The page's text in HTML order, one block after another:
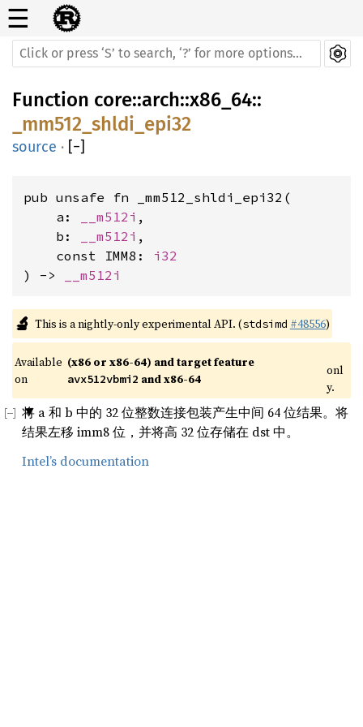
☰
Function core::arch::x86_64::
_mm512_shldi_epi32
source · [−]
pub unsafe fn _mm512_shldi_epi32(
    a:
__m512i ,
    b:
__m512i ,
    const IMM8:
i32
) ->
__m512i
🔬 This is a nightly-only experimental API. (stdsimd #48556)
Available
on
(x86 or x86-64) and target feature
avx512vbmi2 and x86-64
onl
y.
将 a 和 b 中的 32 位整数连接包装产生中间 64 位结果。将
结果左移 imm8 位，并将高 32 位存储在 dst 中。
Intel’s documentation